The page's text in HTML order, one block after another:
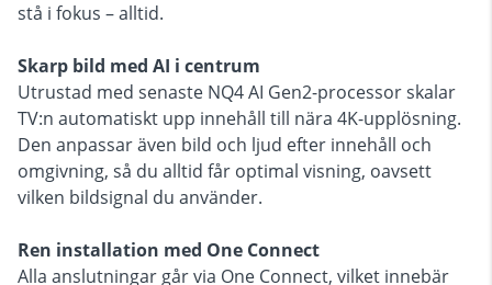
stå i fokus – alltid.
Skarp bild med AI i centrum
Utrustad med senaste NQ4 AI Gen2-processor skalar
TV:n automatiskt upp innehåll till nära 4K-upplösning.
Den anpassar även bild och ljud efter innehåll och
omgivning, så du alltid får optimal visning, oavsett
vilken bildsignal du använder.
Ren installation med One Connect
Alla anslutningar går via One Connect, vilket innebär